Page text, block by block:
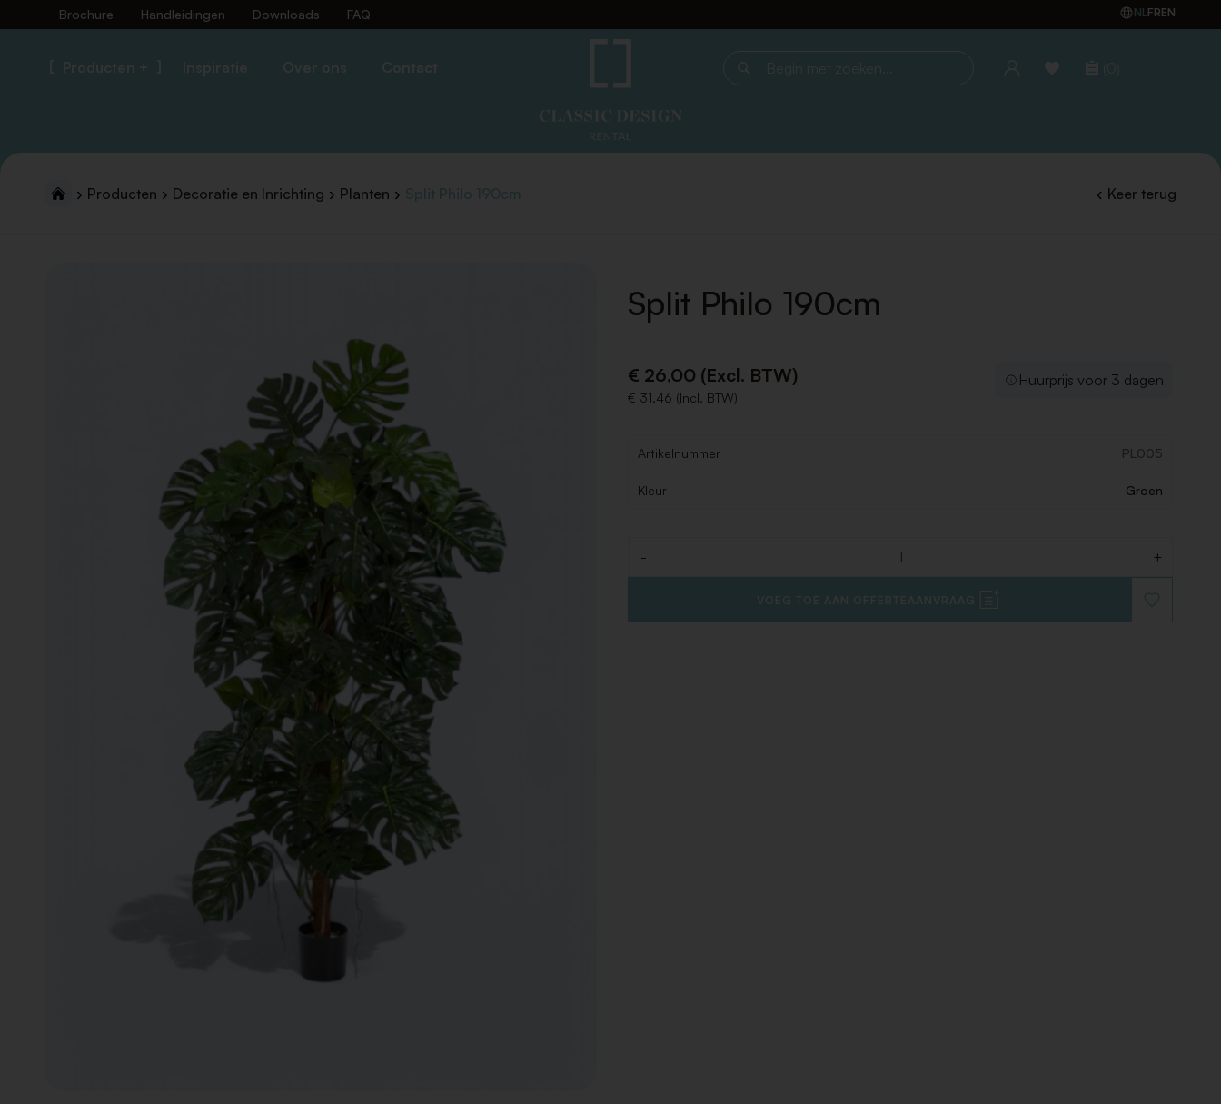
Brochure Handleidingen Downloads FAQ NLFREN
Producten + Inspiratie Over ons Contact
Begin met zoeken... (0)
Producten Decoratie en Inrichting Planten Split Philo 190cm Keer terug
Split Philo 190cm
€ 26,00 (Excl. BTW)
€ 31,46 (Incl. BTW)
Huurprijs voor 3 dagen
Artikelnummer PL005
Kleur Groen
- +
VOEG TOE AAN OFFERTEAANVRAAG
TOE